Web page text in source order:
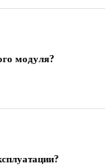
модуля?